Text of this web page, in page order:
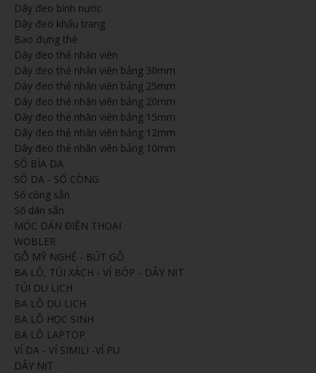
Dây đeo bình nước
Dây đeo khẩu trang
Bao đựng thẻ
Dây đeo thẻ nhân viên
Dây đeo thẻ nhân viên bảng 30mm
Dây đeo thẻ nhân viên bảng 25mm
Dây đeo thẻ nhân viên bảng 20mm
Dây đeo thẻ nhân viên bảng 15mm
Dây đeo thẻ nhân viên bảng 12mm
Dây đeo thẻ nhân viên bảng 10mm
SỔ BÌA DA
SỔ DA - SỔ CÒNG
Sổ còng sẵn
Sổ dán sẵn
MÓC DÁN ĐIỆN THOẠI
WOBLER
GỖ MỸ NGHỆ - BÚT GỖ
BA LÔ, TÚI XÁCH - VÍ BÓP - DÂY NỊT
TÚI DU LỊCH
BA LÔ DU LỊCH
BA LÔ HỌC SINH
BA LÔ LAPTOP
VÍ DA - VÍ SIMILI -VÍ PU
DÂY NỊT